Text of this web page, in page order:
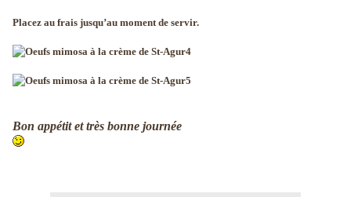
Placez au frais jusqu’au moment de servir.
Bon appétit et très bonne journée